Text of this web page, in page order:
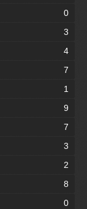
0
3
4
7
1
9
7
3
2
8
0